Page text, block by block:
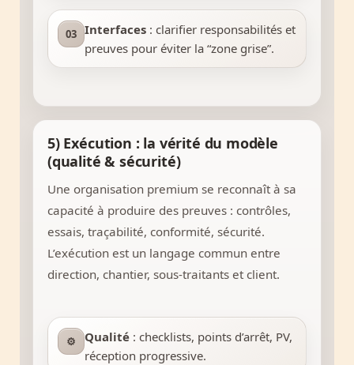
03 Interfaces : clarifier responsabilités et
preuves pour éviter la “zone grise”.
5) Exécution : la vérité du modèle
(qualité & sécurité)
Une organisation premium se reconnaît à sa
capacité à produire des preuves : contrôles,
essais, traçabilité, conformité, sécurité.
L’exécution est un langage commun entre
direction, chantier, sous-traitants et client.
⚙ Qualité : checklists, points d’arrêt, PV,
réception progressive.